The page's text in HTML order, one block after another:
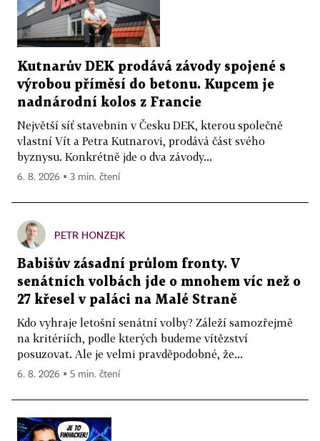
Kutnarův DEK prodává závody spojené s
výrobou příměsí do betonu. Kupcem je
nadnárodní kolos z Francie
Největší síť stavebnin v Česku DEK, kterou společně
vlastní Vít a Petra Kutnarovi, prodává část svého
byznysu. Konkrétně jde o dva závody...
6. 8. 2026 ▪ 3 min. čtení
PETR HONZEJK
Babišův zásadní průlom fronty. V
senátních volbách jde o mnohem víc než o
27 křesel v paláci na Malé Straně
Kdo vyhraje letošní senátní volby? Záleží samozřejmě
na kritériích, podle kterých budeme vítězství
posuzovat. Ale je velmi pravděpodobné, že...
6. 8. 2026 ▪ 5 min. čtení